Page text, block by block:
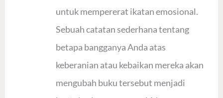
untuk mempererat ikatan emosional.
Sebuah catatan sederhana tentang
betapa bangganya Anda atas
keberanian atau kebaikan mereka akan
mengubah buku tersebut menjadi